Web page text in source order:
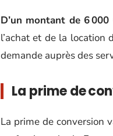
D’un montant de 6 000
l’achat et de la location
demande auprès des
La prime de
La prime de conversion